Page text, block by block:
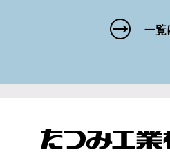
一覧